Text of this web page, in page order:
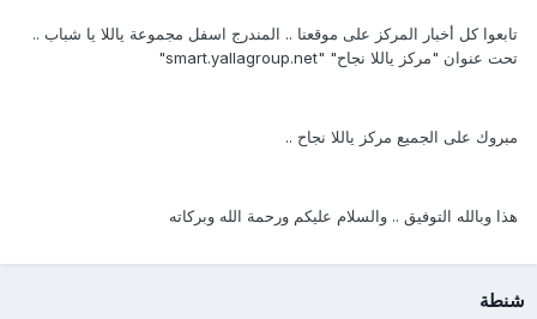
تابعوا كل أخبار المركز على موقعنا .. المندرج اسفل مجموعة ياللا يا شباب ..
تحت عنوان "مركز ياللا نجاح" "smart.yallagroup.net"
مبروك على الجميع مركز ياللا نجاح ..
هذا وبالله التوفيق .. والسلام عليكم ورحمة الله وبركاته
شنطة